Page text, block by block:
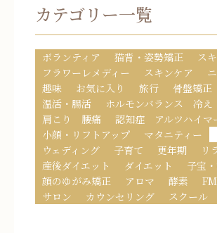
カテゴリー一覧
ボランティア 猫背・姿勢矯正
ス
フラワーレメディー
スキンケア
趣味
お気に入り 旅行 骨盤矯正
温活・腸活
ホルモンバランス 冷え
肩こり 腰痛
認知症 アルツハイマ
小顔・リフトアップ
マタニティー
ウェディング
子育て 更年期
リ
産後ダイエット
ダイエット 子宝
顔のゆがみ矯正
アロマ 酵素
サロン
カウンセリング スクール